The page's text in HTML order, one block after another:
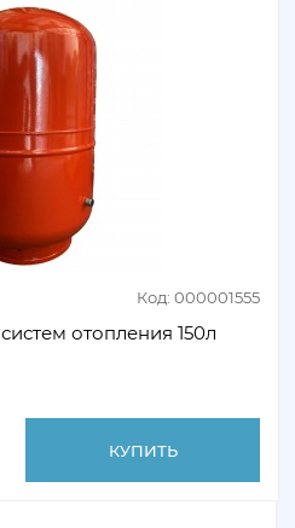
Код: 000001555
отопления 150л
КУПИТЬ